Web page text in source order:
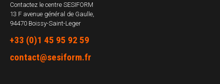
Contactez le centre SESIFORM
13 F avenue général de Gaulle,
94470 Boissy-Saint-Leger
+33 (0)1 45 95 92 59
contact@sesiform.fr